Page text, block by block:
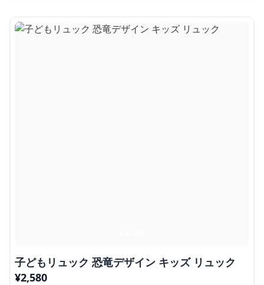
子どもリュック 恐竜デザイン キッズ リュック
¥2,580